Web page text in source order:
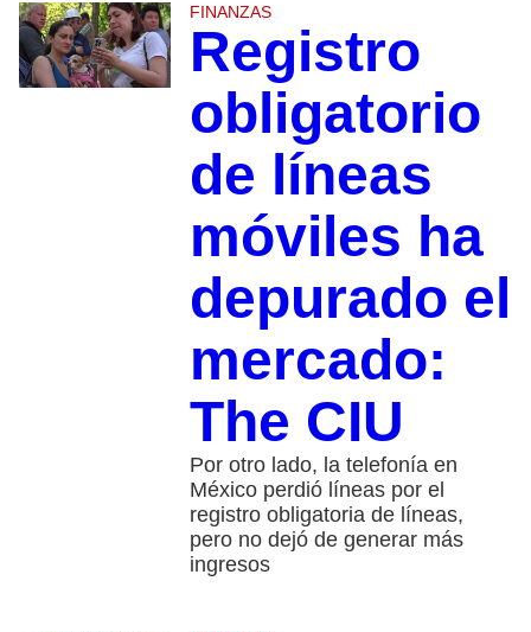
FINANZAS
Registro
obligatorio
de líneas
móviles ha
depurado el
mercado:
The CIU
Por otro lado, la telefonía en
México perdió líneas por el
registro obligatoria de líneas,
pero no dejó de generar más
ingresos